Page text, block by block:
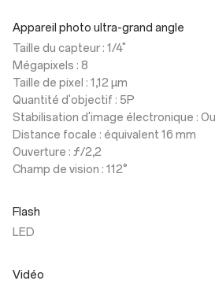
Appareil photo ultra-grand angle
Taille du capteur : 1/4"
Mégapixels : 8
Taille de pixel : 1,12 µm
Quantité d'objectif : 5P
Stabilisation d'image électronique :
Distance focale : équivalent 16 mm
Ouverture : ƒ/2,2
Champ de vision : 112°
Flash
LED
Vidéo